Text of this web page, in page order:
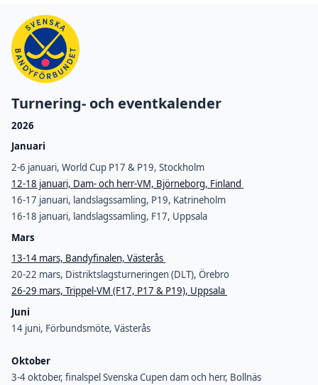
Turnering- och eventkalender
2026
Januari
2-6 januari, World Cup P17 & P19, Stockholm
12-18 januari, Dam- och herr-VM, Björneborg, Finland
16-17 januari, landslagssamling, P19, Katrineholm
16-18 januari, landslagssamling, F17, Uppsala
Mars
13-14 mars, Bandyfinalen, Västerås
20-22 mars, Distriktslagsturneringen (DLT), Örebro
26-29 mars, Trippel-VM (F17, P17 & P19), Uppsala
Juni
14 juni, Förbundsmöte, Västerås
Oktober
3-4 oktober, finalspel Svenska Cupen dam och herr, Bollnäs